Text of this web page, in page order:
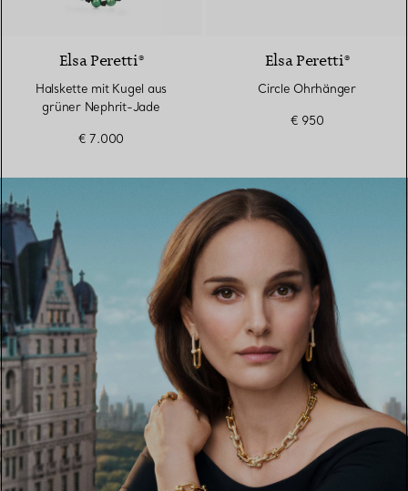
Elsa Peretti®
Halskette mit Kugel aus
grüner Nephrit-Jade
€ 7.000
Elsa Peretti®
Circle Ohrhänger
€ 950